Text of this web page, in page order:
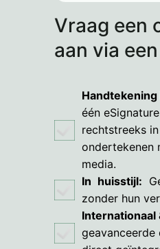
Vraag een
aan via
één
rechtstreeks
ondertekenen
media.
In huisstijl:
zonder hun
Internationaal
geavanceerde